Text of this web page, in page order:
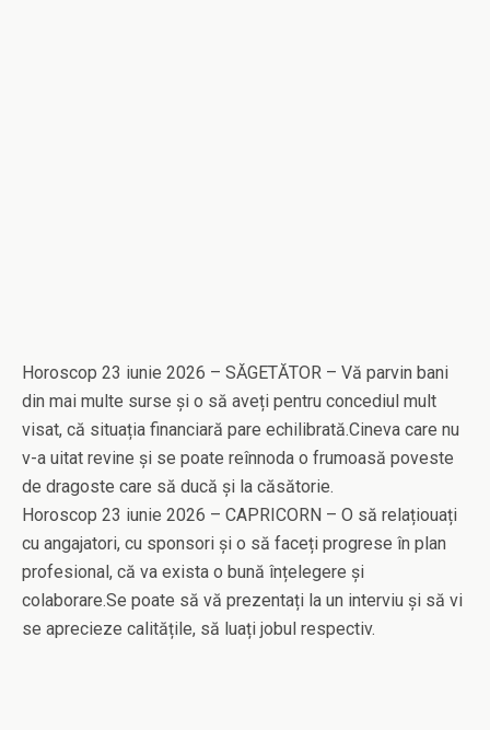
Horoscop 23 iunie 2026 – SĂGETĂTOR – Vă parvin bani
din mai multe surse și o să aveți pentru concediul mult
visat, că situația financiară pare echilibrată.Cineva care nu
v-a uitat revine și se poate reînnoda o frumoasă poveste
de dragoste care să ducă și la căsătorie.
Horoscop 23 iunie 2026 – CAPRICORN – O să relațiouați
cu angajatori, cu sponsori și o să faceți progrese în plan
profesional, că va exista o bună înțelegere și
colaborare.Se poate să vă prezentați la un interviu și să vi
se aprecieze calitățile, să luați jobul respectiv.